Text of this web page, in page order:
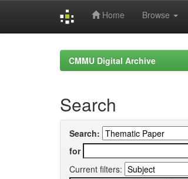
Home Browse
CMMU Digital Archive
Search
Search:
for
Current filters: